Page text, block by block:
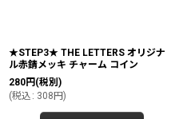
★STEP3★ THE LETTERS オリジナ
ル赤錆メッキ チャーム コイン
280円 (税別)
(税込 : 308 円)